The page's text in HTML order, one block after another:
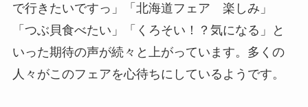
で行きたいですっ」「北海道フェア 楽しみ」
「つぶ貝食べたい」「くろそい！？気になる」と
いった期待の声が続々と上がっています。多くの
人々がこのフェアを心待ちにしているようです。